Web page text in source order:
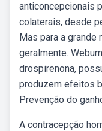
anticoncepcionais
colaterais, desde
Mas para a grande
geralmente.
drospirenona,
produzem efeitos
Prevenção do
A contracepção